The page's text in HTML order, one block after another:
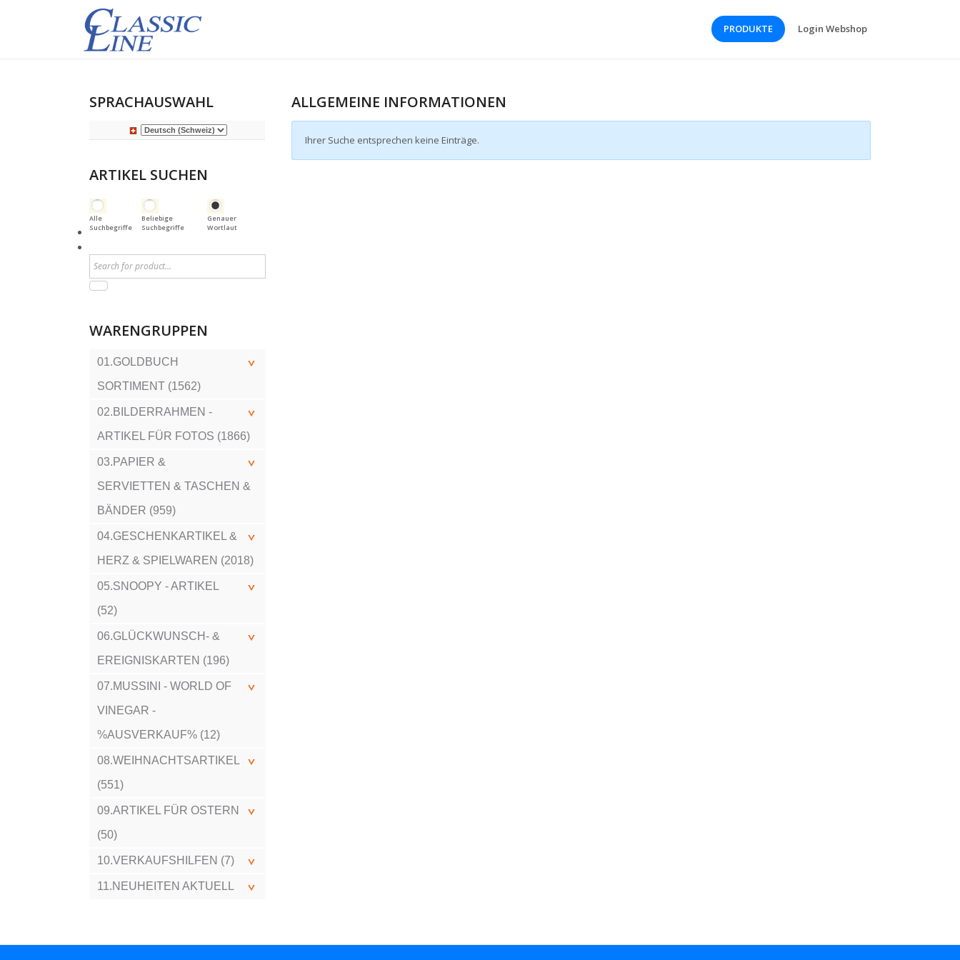
PRODUKTE Login Webshop
SPRACHAUSWAHL
ARTIKEL SUCHEN
Alle
Suchbegriffe
Beliebige
Suchbegriffe
Genauer
Wortlaut
WARENGRUPPEN
01.GOLDBUCH
SORTIMENT (1562)
02.BILDERRAHMEN -
ARTIKEL FÜR FOTOS (1866)
03.PAPIER &
SERVIETTEN & TASCHEN &
BÄNDER (959)
04.GESCHENKARTIKEL &
HERZ & SPIELWAREN (2018)
05.SNOOPY - ARTIKEL
(52)
06.GLÜCKWUNSCH- &
EREIGNISKARTEN (196)
07.MUSSINI - WORLD OF
VINEGAR -
%AUSVERKAUF% (12)
08.WEIHNACHTSARTIKEL
(551)
09.ARTIKEL FÜR OSTERN
(50)
10.VERKAUFSHILFEN (7)
11.NEUHEITEN AKTUELL
ALLGEMEINE INFORMATIONEN
Ihrer Suche entsprechen keine Einträge.